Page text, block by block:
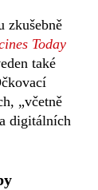
zkušebně
Today
také
„včetně
digitálních